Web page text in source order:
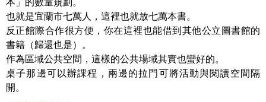
本」的數量規劃。
也就是宜蘭市七萬人，這裡也就放七萬本書。
反正館際合作很方便，你在這裡也能借到其他公立圖書館的
書籍（歸還也是）。
作為區域公共空間，這樣的公共場域其實也蠻好的。
桌子那邊可以辦課程，兩邊的拉門可將活動與閱讀空間隔
開。